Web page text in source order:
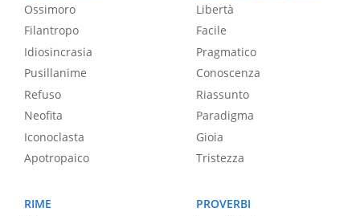
Ossimoro
Filantropo
Idiosincrasia
Pusillanime
Refuso
Neofita
Iconoclasta
Apotropaico
Libertà
Facile
Pragmatico
Conoscenza
Riassunto
Paradigma
Gioia
Tristezza
RIME
PROVERBI